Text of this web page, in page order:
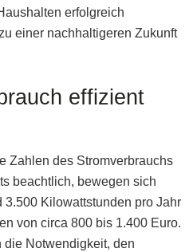
erfolgreich
einer nachhaltigeren Zukunft
effizient
Zahlen des Stromverbrauchs
beachtlich, bewegen sich
Kilowattstunden pro Jahr
von circa 800 bis 1.400 Euro.
die Notwendigkeit, den